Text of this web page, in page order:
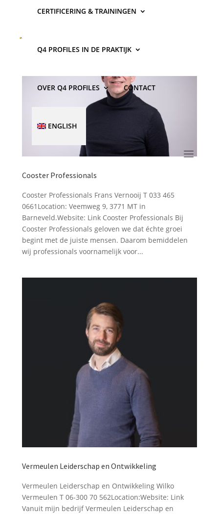
CERTIFICERING & TRAININGEN
Q4 PROFILES IN DE PRAKTIJK
OVER Q4 PROFILES CONTACT
ENGLISH
Cooster Professionals
Cooster Professionals Frans Vernooij T 033 465
0661Location: Veemweg 9, 3771 MT in
Barneveld.Website: Link Cooster Professionals Bij
Cooster Professionals geloven we dat échte groei
begint met de juiste mensen. Daarom bemiddelen
wij professionals voornamelijk voor...
Vermeulen Leiderschap en Ontwikkeling
Vermeulen Leiderschap en Ontwikkeling Wilko
Vermeulen T 06-300 70 562Location:Website: Link
Vanuit mijn bedrijf Vermeulen Leiderschap en